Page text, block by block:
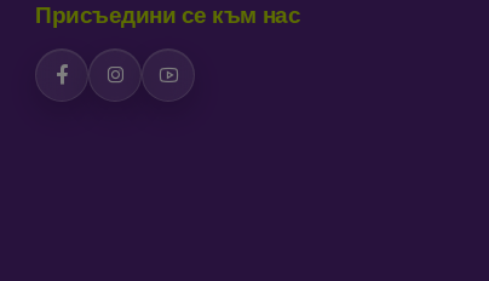
дизайн. Недостатък е, че при
от рециклирани материали, така
телефони, изработени от различни
Присъедини се към нас